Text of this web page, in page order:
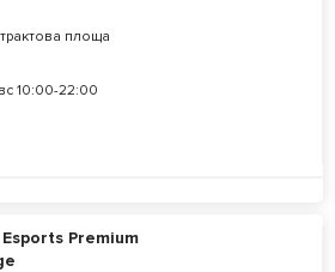
площа
10:00-22:00
Premium